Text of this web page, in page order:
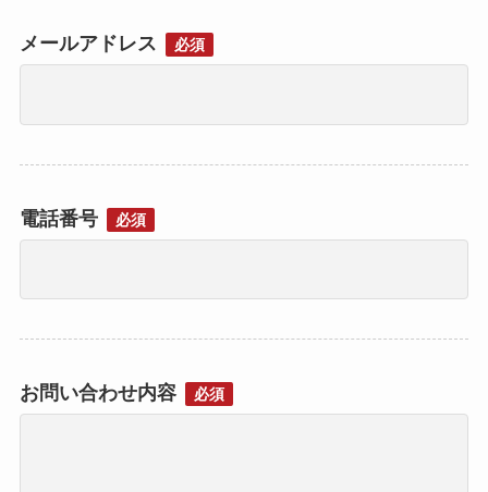
メールアドレス 必須
電話番号 必須
お問い合わせ内容 必須